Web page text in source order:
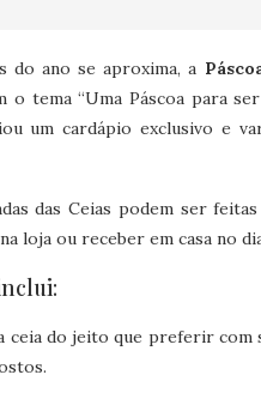
do ano se aproxima, a
o tema “Uma Páscoa para
um cardápio exclusivo e
das Ceias podem ser
loja ou receber em casa no
ceia do jeito que preferir com